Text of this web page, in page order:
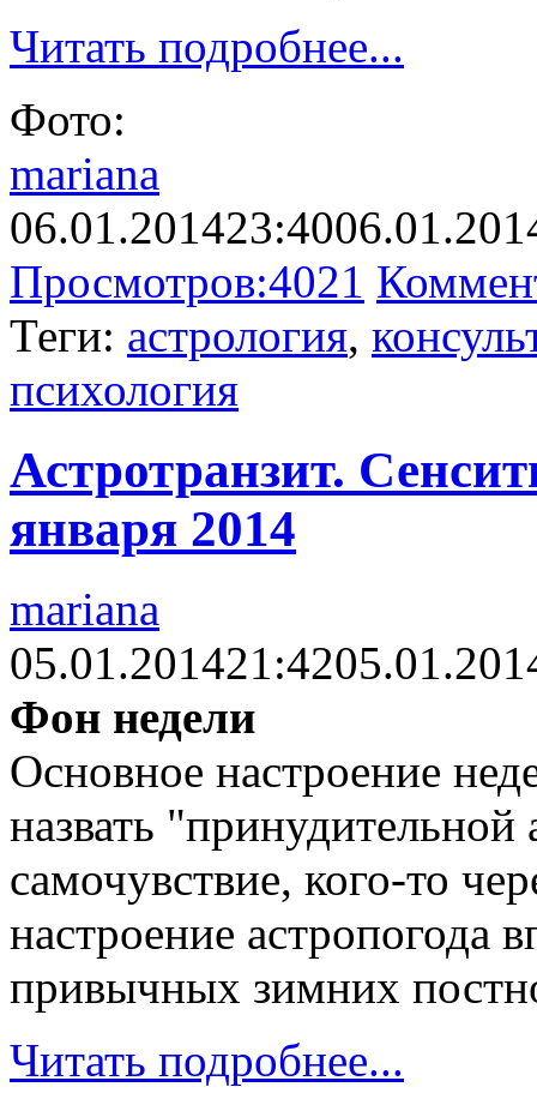
Читать подробнее...
Фото:
mariana
06.01.201423:40
Просмотров:4021
Теги: астрология,
психология
Астротранзит.
января 2014
mariana
05.01.201421:42
Фон недели
Основное настроение
назвать "принудительной
самочувствие, кого-то
настроение астропогода
привычных зимних
Читать подробнее...